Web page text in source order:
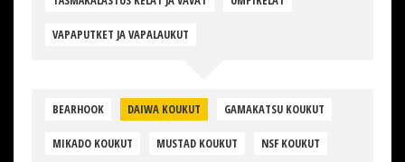
VAPAPUTKET JA VAPALAUKUT
BEARHOOK DAIWA KOUKUT GAMAKATSU KOUKUT
MIKADO KOUKUT MUSTAD KOUKUT NSF KOUKUT